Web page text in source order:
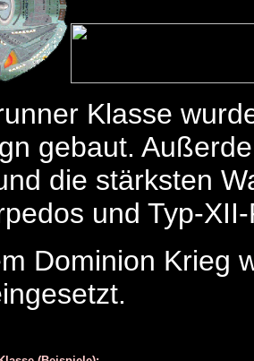
Klasse
gebaut.
die stärksten
und Typ-
Dominion Krieg